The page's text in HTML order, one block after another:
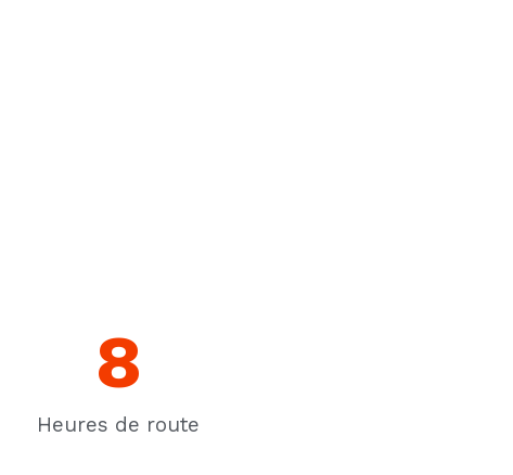
8
Heures de route